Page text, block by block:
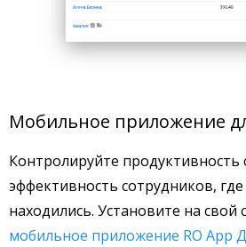
Мобильное приложение
Контролируйте
эффективность сотрудников,
находились. Установите на свой
мобильное приложение RO App